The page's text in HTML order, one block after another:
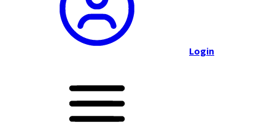
Login